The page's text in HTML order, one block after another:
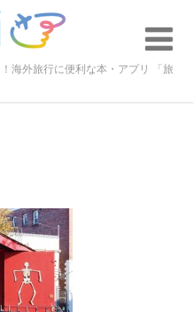
海外旅行に便利な本・アプリ 「旅